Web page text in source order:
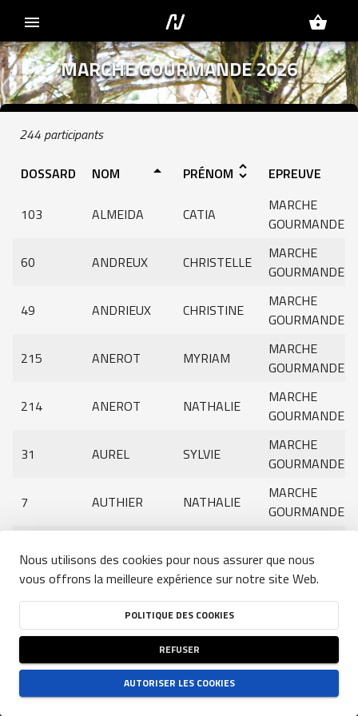
menu shopping_basket
MARCHE GOURMANDE 2026
Rechercher
Rechercher
Genre: 0 Effacer les filtres
244 participants
DOSSARD NOM arrow_drop_up PRÉNOM unfold_more EPREUVE
103 ALMEIDA CATIA
MARCHE
GOURMANDE
60
ANDREUX CHRISTELLE
MARCHE
GOURMANDE
49
ANDRIEUX CHRISTINE
MARCHE
GOURMANDE
215
ANEROT MYRIAM
MARCHE
GOURMANDE
214
ANEROT NATHALIE
MARCHE
GOURMANDE
31
AUREL SYLVIE
MARCHE
GOURMANDE
7
AUTHIER NATHALIE
MARCHE
GOURMANDE
GOURMANDE
179
BAUDRY DANIEL
MARCHE
GOURMANDE
MARIE-
AGNÈS
MARCHE
74
BAUDUIN
MARIE
LOUISE
GOURMANDE
CONDITIONS GÉNÉRALES D'UTILISATION DU SITE-POLITIQUE DE CONFIDENTIALITÉ
POLITIQUE DES COOKIES
Nous utilisons des cookies pour nous assurer que nous
vous offrons la meilleure expérience sur notre site Web.
POLITIQUE DES COOKIES
REFUSER
AUTORISER LES COOKIES